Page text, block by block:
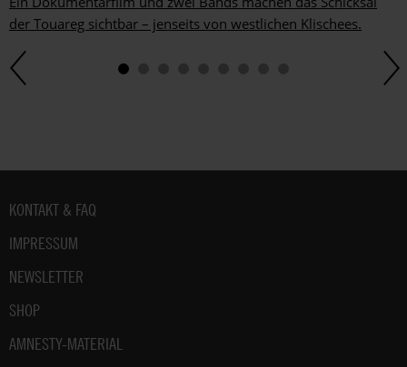
der Touareg sichtbar – jenseits von westlichen Klischees.
Fußbereich
KONTAKT & FAQ
IMPRESSUM
NEWSLETTER
SHOP
AMNESTY-MATERIAL